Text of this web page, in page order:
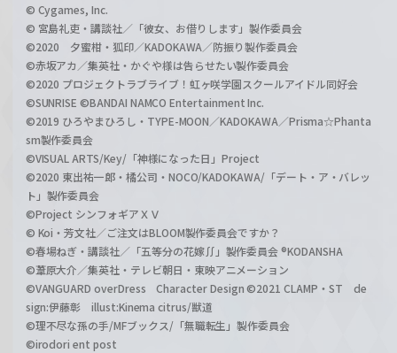
© Cygames, Inc.
© 宮島礼吏・講談社／「彼女、お借りします」製作委員会
©2020 夕蜜柑・狐印／KADOKAWA／防振り製作委員会
©赤坂アカ／集英社・かぐや様は告らせたい製作委員会
©2020 プロジェクトラブライブ！虹ヶ咲学園スクールアイドル同好会
©SUNRISE ©BANDAI NAMCO Entertainment Inc.
©2019 ひろやまひろし・TYPE-MOON／KADOKAWA／Prisma☆Phanta
sm製作委員会
©VISUAL ARTS/Key/「神様になった日」Project
©2020 東出祐一郎・橘公司・NOCO/KADOKAWA/「デート・ア・バレッ
ト」製作委員会
©Project シンフォギアＸＶ
© Koi・芳文社／ご注文はBLOOM製作委員会ですか？
©春場ねぎ・講談社／「五等分の花嫁∬」製作委員会 ®KODANSHA
©葦原大介／集英社・テレビ朝日・東映アニメーション
©VANGUARD overDress Character Design ©2021 CLAMP・ST de
sign:伊藤彰 illust:Kinema citrus/獣道
©理不尽な孫の手/MFブックス/「無職転生」製作委員会
©irodori ent post